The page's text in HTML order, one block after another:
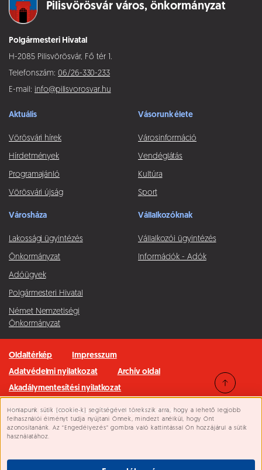
Süti beállítások
Honlapunk sütik (cookie-k) segítségével törekszik arra, hogy a lehető legjobb
felhasználói élményt tudja nyújtani Önnek, mindezt anélkül, hogy Önt
azonosítanánk. Az “Engedélyezés” gombra való kattintással Ön hozzájárul a sütik
használatához.
Pilisvörösvár város, önkormányzat
Polgármesteri Hivatal
H-2085 Pilisvörösvár, Fő tér 1.
Telefonszám: 06/26-330-233
E-mail: info@pilisvorosvar.hu
Aktuális
Vörösvári hírek
Hírdetmények
Programajánló
Vörösvári újság
Vásorunk élete
Városinformáció
Vendéglátás
Kultúra
Sport
Városháza
Lakossági ügyintézés
Önkormányzat
Adóügyek
Polgármesteri Hivatal
Német Nemzetiségi
Önkormányzat
Vállalkozóknak
Vállalkozói ügyintézés
Információk - Adók
Oldaltérkép
Impresszum
Adatvédelmi nyilatkozat
Archív oldal
Akadálymentesítési nyilatkozat
Minden jog fenntartva © 2026 Pilisvörösvár Város